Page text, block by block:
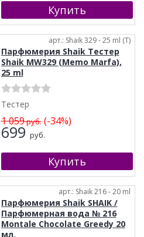
арт.: Shaik 329 - 25 ml (T)
Парфюмерия Shaik Тестер
Shaik MW329 (Memo Marfa),
25 ml
Тестер
1 059руб.(-34%)
699 руб.
арт.: Shaik 216 - 20 ml
Парфюмерия Shaik SHAIK /
Парфюмерная вода № 216
Montale Chocolate Greedy 20
мл.